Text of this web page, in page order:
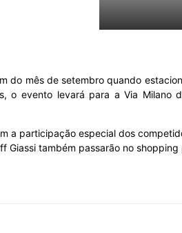
do mês de setembro quando
o evento levará para a Via Milano
a participação especial dos
Giassi também passarão no